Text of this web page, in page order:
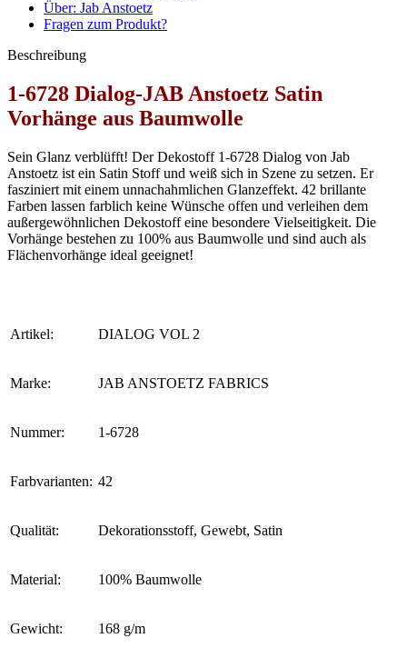
Über: Jab Anstoetz
Fragen zum Produkt?
Beschreibung
1-6728 Dialog-JAB Anstoetz Satin
Vorhänge aus Baumwolle
Sein Glanz verblüfft! Der Dekostoff 1-6728 Dialog von Jab
Anstoetz ist ein Satin Stoff und weiß sich in Szene zu setzen. Er
fasziniert mit einem unnachahmlichen Glanzeffekt. 42 brillante
Farben lassen farblich keine Wünsche offen und verleihen dem
außergewöhnlichen Dekostoff eine besondere Vielseitigkeit. Die
Vorhänge bestehen zu 100% aus Baumwolle und sind auch als
Flächenvorhänge ideal geeignet!
Artikel: DIALOG VOL 2
Marke: JAB ANSTOETZ FABRICS
Nummer: 1-6728
Farbvarianten: 42
Qualität: Dekorationsstoff, Gewebt, Satin
Material: 100% Baumwolle
Gewicht: 168 g/m